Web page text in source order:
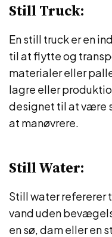
Still Truck:
En still truck er en
til at flytte og
materialer eller
lagre eller
designet til at være
at manøvrere.
Still Water:
Still water refererer
vand uden
en sø, dam eller en